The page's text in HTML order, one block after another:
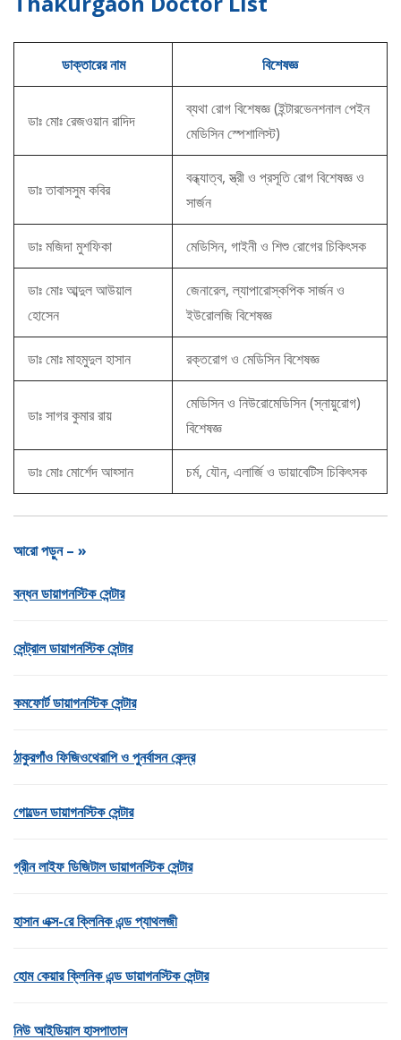
ডাক্তারের নাম বিশেষজ্ঞ
ডাঃ মোঃ রেজওয়ান রাদিদ
ব্যথা রোগ বিশেষজ্ঞ (ইন্টারভেনশনাল পেইন
মেডিসিন স্পেশালিস্ট)
ডাঃ তাবাসসুম কবির
বন্ধ্যাত্ব, স্ত্রী ও প্রসূতি রোগ বিশেষজ্ঞ ও
সার্জন
ডাঃ মজিদা মুশফিকা মেডিসিন, গাইনী ও শিশু রোগের চিকিৎসক
ডাঃ মোঃ আব্দুল আউয়াল
হোসেন
জেনারেল, ল্যাপারোস্কপিক সার্জন ও
ইউরোলজি বিশেষজ্ঞ
ডাঃ মোঃ মাহমুদুল হাসান রক্তরোগ ও মেডিসিন বিশেষজ্ঞ
ডাঃ সাগর কুমার রায়
মেডিসিন ও নিউরোমেডিসিন (স্নায়ুরোগ)
বিশেষজ্ঞ
ডাঃ মোঃ মোর্শেদ আহ্সান চর্ম, যৌন, এলার্জি ও ডায়াবেটিস চিকিৎসক
আরো পড়ুন – »
বন্ধন ডায়াগনস্টিক সেন্টার
সেন্ট্রাল ডায়াগনস্টিক সেন্টার
কমফোর্ট ডায়াগনস্টিক সেন্টার
ঠাকুরগাঁও ফিজিওথেরাপি ও পুনর্বাসন কেন্দ্র
গোল্ডেন ডায়াগনস্টিক সেন্টার
গ্রীন লাইফ ডিজিটাল ডায়াগনস্টিক সেন্টার
হাসান এক্স-রে ক্লিনিক এন্ড প্যাথলজী
হোম কেয়ার ক্লিনিক এন্ড ডায়াগনস্টিক সেন্টার
নিউ আইডিয়াল হাসপাতাল